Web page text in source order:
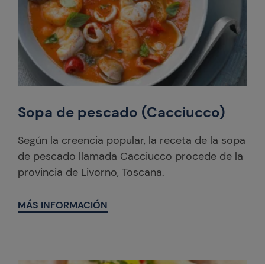
Sopa de pescado (Cacciucco)
Según la creencia popular, la receta de la sopa
de pescado llamada Cacciucco procede de la
provincia de Livorno, Toscana.
MÁS INFORMACIÓN